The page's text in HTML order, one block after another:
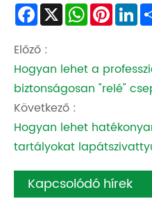
Facebook
X WhatsApp
Előző :
Hogyan lehet a
biztonságosan "relé"
Következő :
Hogyan lehet
tartályokat
Kapcsolódó hírek